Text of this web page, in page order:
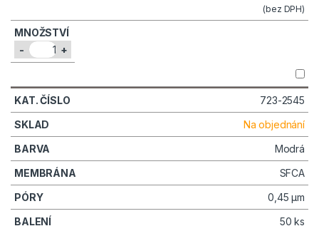
(bez DPH)
- +
723-2545
Na objednání
Modrá
SFCA
0,45 µm
50 ks